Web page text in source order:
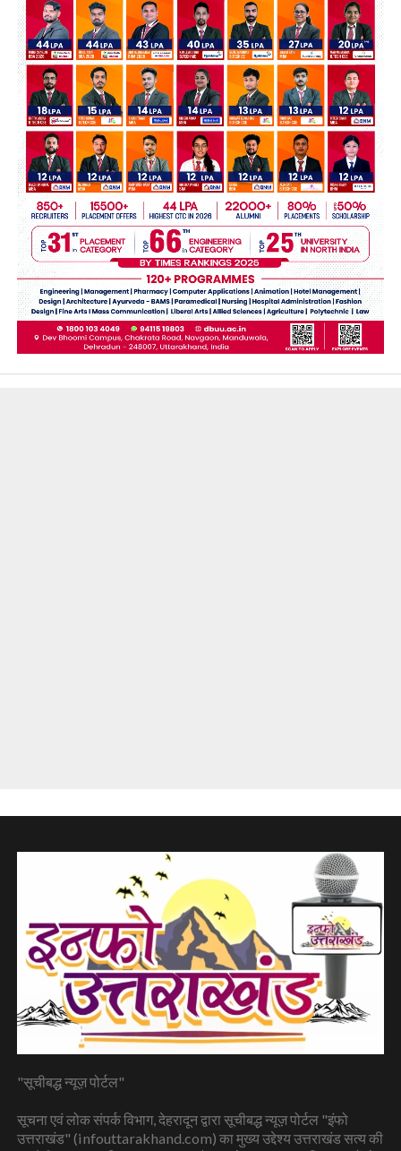
"सूचीबद्ध न्यूज़ पोर्टल"
सूचना एवं लोक संपर्क विभाग, देहरादून द्वारा सूचीबद्ध न्यूज़ पोर्टल "इंफो
उत्तराखंड" (infouttarakhand.com) का मुख्य उद्देश्य उत्तराखंड सत्य की